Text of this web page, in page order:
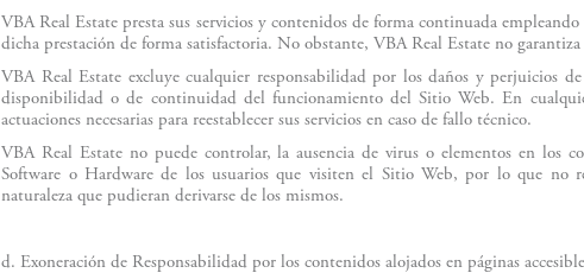
VBA Real Estate presta sus servicios y contenidos de forma continuada
dicha prestación de forma satisfactoria. No obstante, VBA Real Estate no
VBA Real Estate excluye cualquier responsabilidad por los daños y perjuicios
disponibilidad o de continuidad del funcionamiento del Sitio Web. En
actuaciones necesarias para reestablecer sus servicios en caso de fallo técnico.
VBA Real Estate no puede controlar, la ausencia de virus o elementos en los
Software o Hardware de los usuarios que visiten el Sitio Web, por lo que no
naturaleza que pudieran derivarse de los mismos.
d. Exoneración de Responsabilidad por los contenidos alojados en páginas